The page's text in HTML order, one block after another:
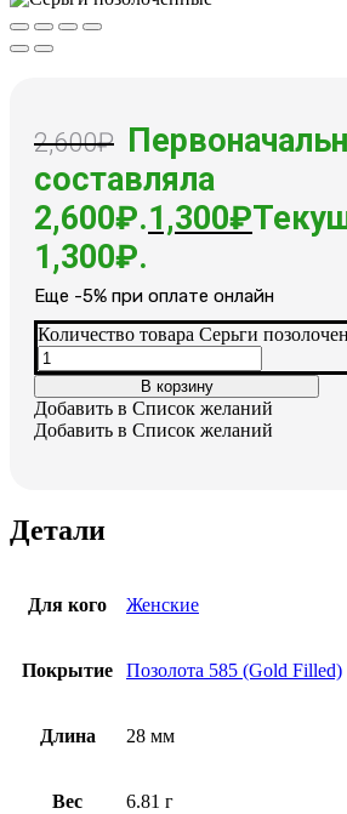
2,600₽
составляла
2,600₽.1,300₽
1,300₽.
Еще -5% при оплате онлайн
Количество товара Серьги
В корзину
Добавить в Список желаний
Добавить в Список желаний
Детали
Для кого Женские
Покрытие Позолота 585 (Gold Filled)
Длина 28 мм
Вес 6.81 г